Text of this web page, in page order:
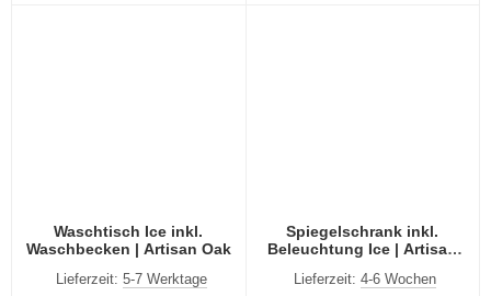
Waschtisch Ice inkl.
Waschbecken | Artisan Oak
Lieferzeit: 5-7 Werktage
Spiegelschrank inkl.
Beleuchtung Ice | Artisan
Lieferzeit:4-6 Wochen